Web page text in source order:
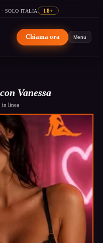
SOLO ITALIA 18+
Chiama ora Menu
Vanessa
in linea